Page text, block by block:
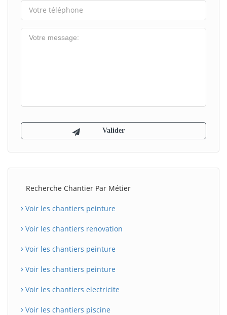
Recherche Chantier Par Métier
Voir les chantiers peinture
Voir les chantiers renovation
Voir les chantiers peinture
Voir les chantiers peinture
Voir les chantiers electricite
Voir les chantiers piscine